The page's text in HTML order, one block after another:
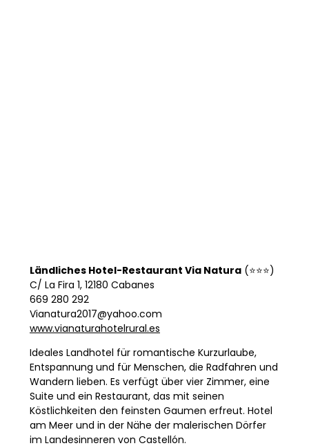
Ländliches Hotel-Restaurant Via Natura (⭐⭐⭐)
C/ La Fira 1, 12180 Cabanes
669 280 292
Vianatura2017@yahoo.com
www.vianaturahotelrural.es
Ideales Landhotel für romantische Kurzurlaube,
Entspannung und für Menschen, die Radfahren und
Wandern lieben. Es verfügt über vier Zimmer, eine
Suite und ein Restaurant, das mit seinen
Köstlichkeiten den feinsten Gaumen erfreut. Hotel
am Meer und in der Nähe der malerischen Dörfer
im Landesinneren von Castellón.